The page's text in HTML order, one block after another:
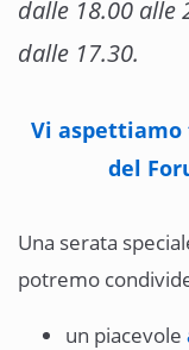
dalle 18.00 alle
dalle 17.30.
Vi
del
Una serata
potremo
un piacevole